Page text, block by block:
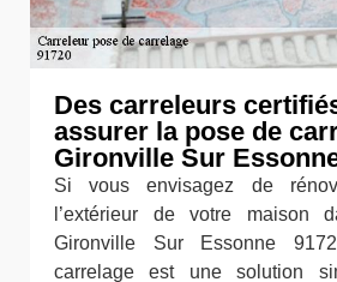
Des carreleurs
assurer la pose de
Gironville Sur
Si vous envisagez de
l’extérieur de votre maison
Gironville Sur Essonne
carrelage est une solution